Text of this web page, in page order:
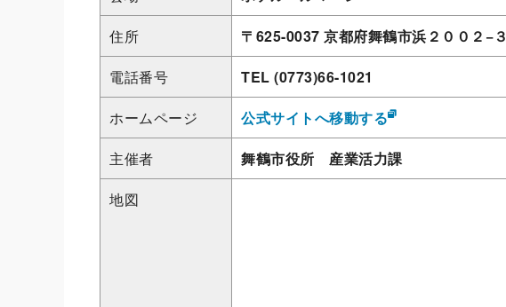
住所
〒625-0037 京都府舞鶴市浜２００２−３
電話番号
TEL (0773)66-1021
ホームページ
公式サイトへ移動する
主催者
舞鶴市役所 産業活力課
地図